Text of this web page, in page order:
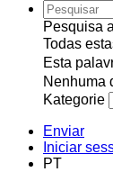
Pesquisa
Todas
Esta
Nenhuma
Kategorie
Enviar
Iniciar
PT